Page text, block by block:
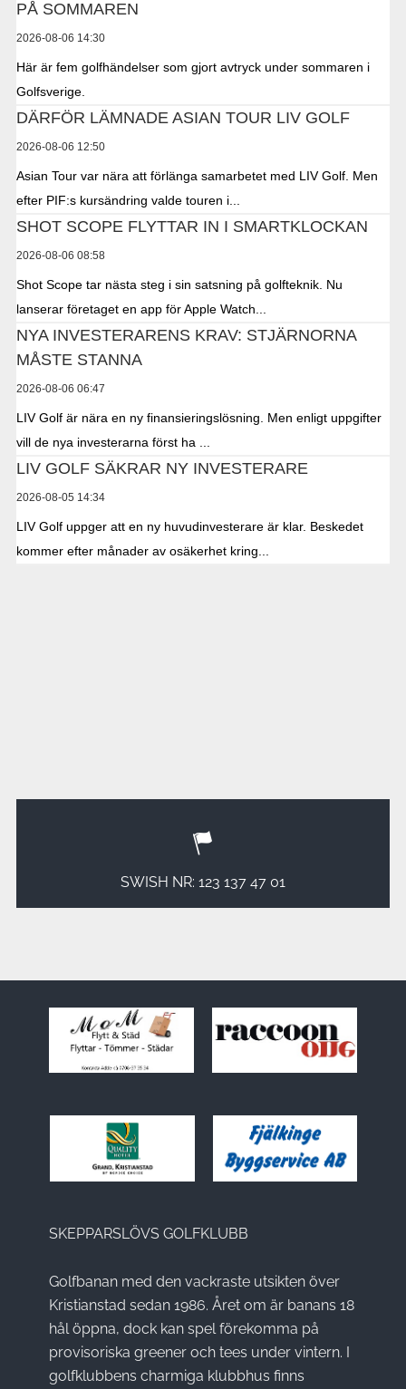
PÅ SOMMAREN
2026-08-06 14:30
Här är fem golfhändelser som gjort avtryck under sommaren i
Golfsverige.
DÄRFÖR LÄMNADE ASIAN TOUR LIV GOLF
2026-08-06 12:50
Asian Tour var nära att förlänga samarbetet med LIV Golf. Men
efter PIF:s kursändring valde touren i...
SHOT SCOPE FLYTTAR IN I SMARTKLOCKAN
2026-08-06 08:58
Shot Scope tar nästa steg i sin satsning på golfteknik. Nu
lanserar företaget en app för Apple Watch...
NYA INVESTERARENS KRAV: STJÄRNORNA
MÅSTE STANNA
2026-08-06 06:47
LIV Golf är nära en ny finansieringslösning. Men enligt uppgifter
vill de nya investerarna först ha ...
LIV GOLF SÄKRAR NY INVESTERARE
2026-08-05 14:34
LIV Golf uppger att en ny huvudinvesterare är klar. Beskedet
kommer efter månader av osäkerhet kring...
SWISH NR: 123 137 47 01
SKEPPARSLÖVS GOLFKLUBB
Golfbanan med den vackraste utsikten över
Kristianstad sedan 1986. Året om är banans 18
hål öppna, dock kan spel förekomma på
provisoriska greener och tees under vintern. I
golfklubbens charmiga klubbhus finns